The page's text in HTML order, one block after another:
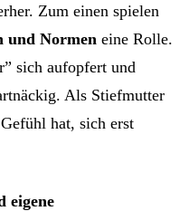
Zum einen spielen
und Normen eine Rolle.
sich aufopfert und
Als Stiefmutter
hat, sich erst
eigene